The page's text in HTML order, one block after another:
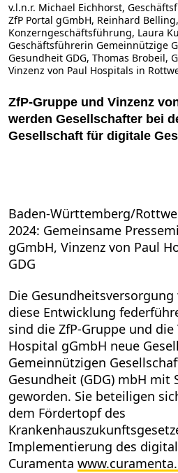
v.l.n.r. Michael Eichhorst,
ZfP Portal gGmbH, Reinhard
Konzerngeschäftsführung, Laura
Geschäftsführerin Gemeinnützige
Gesundheit GDG, Thomas Brobeil,
Vinzenz von Paul Hospitals in
ZfP-Gruppe und Vinzenz
werden Gesellschafter bei
Gesellschaft für digitale
Baden-Württemberg/
2024: Gemeinsame
gGmbH, Vinzenz von Paul
GDG
Die
diese Entwicklung
sind die ZfP-Gruppe und die
Hospital gGmbH neue
Gemeinnützigen
Gesundheit (GDG) mbH mit
geworden. Sie beteiligen
dem Fördertopf des
Implementierung des
Curamenta